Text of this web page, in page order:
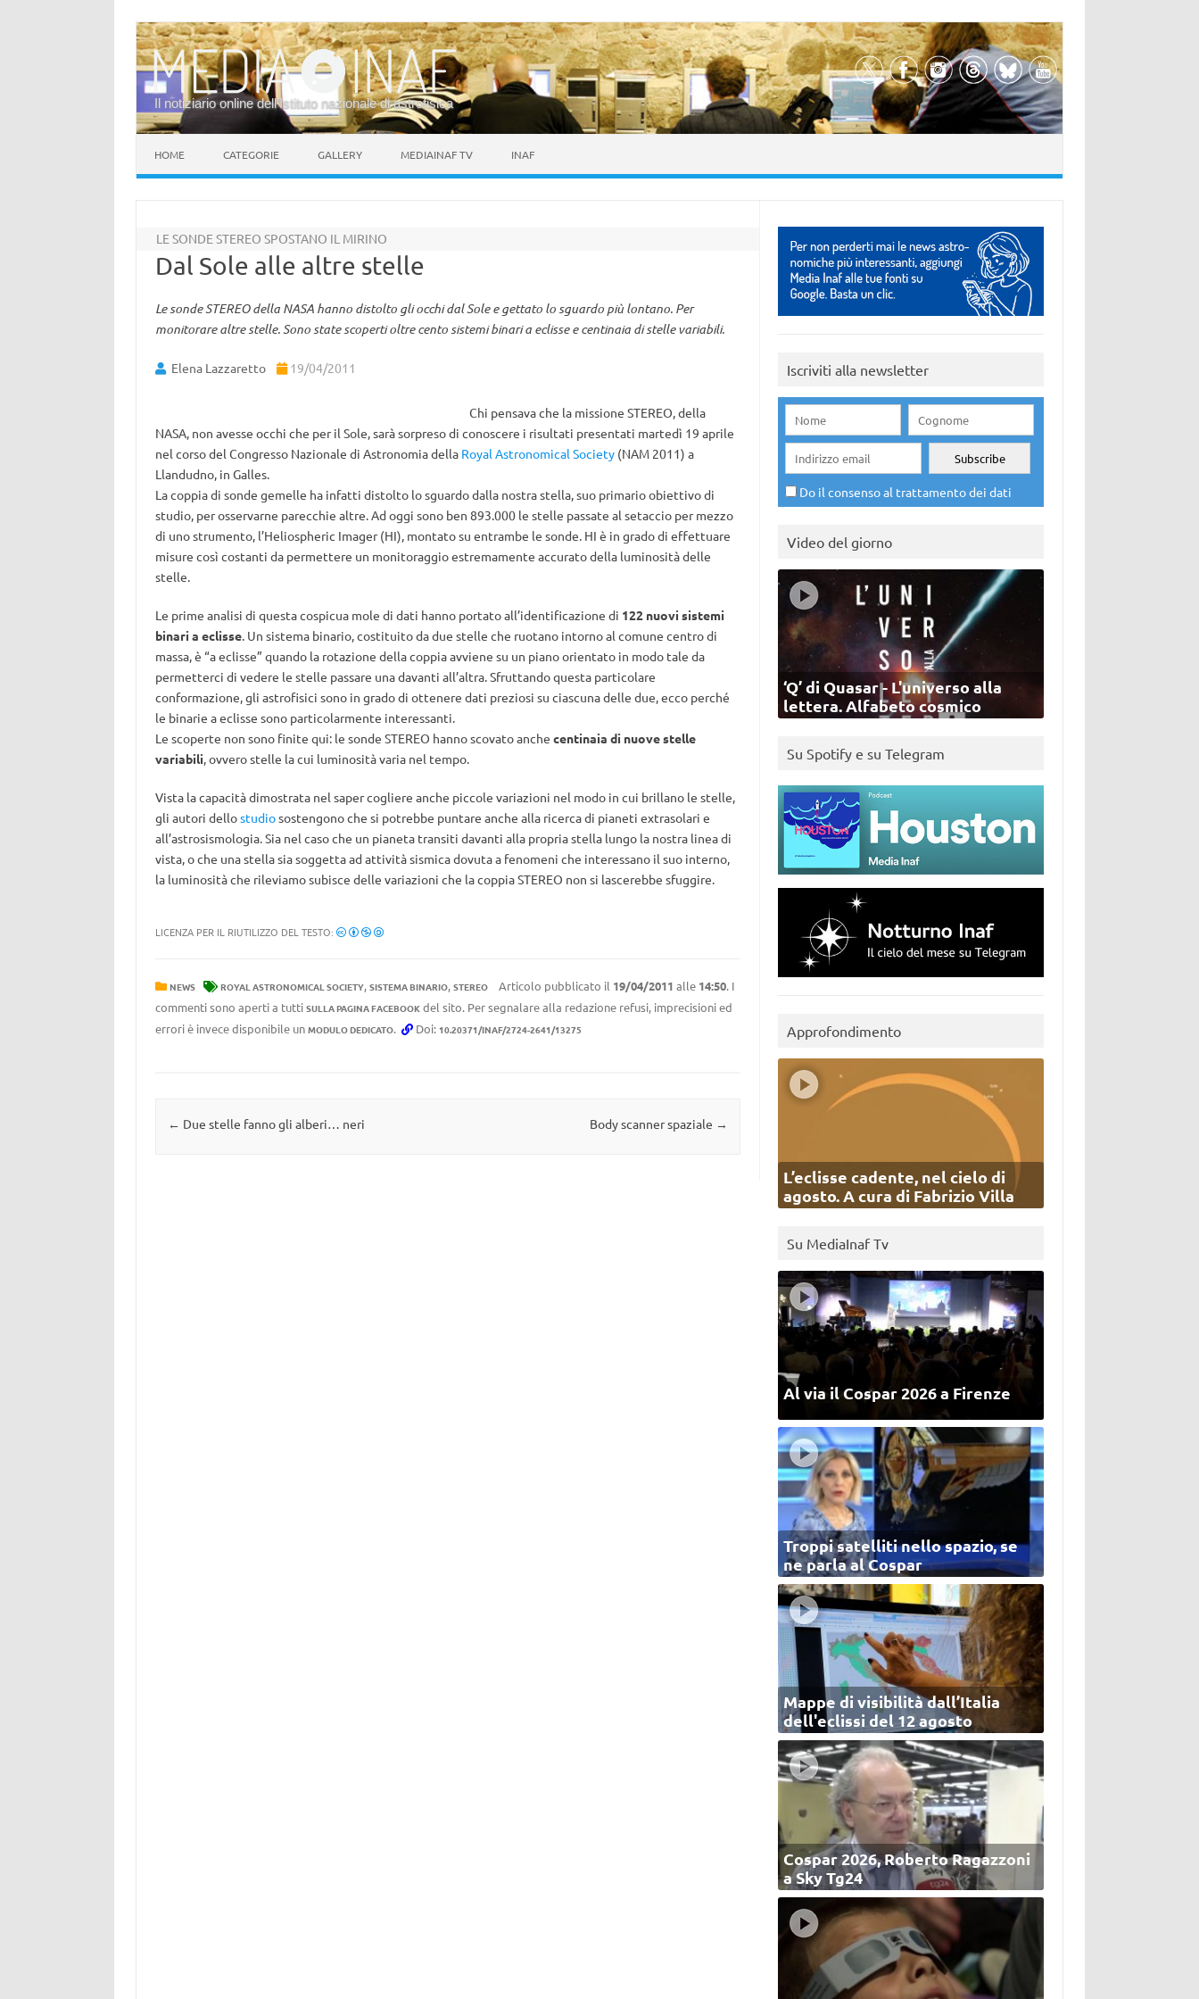
Il notiziario online dell’Istituto nazionale di astrofisica
HOME CATEGORIE GALLERY MEDIAINAF TV INAF
LE SONDE STEREO SPOSTANO IL MIRINO
Dal Sole alle altre stelle
Le sonde STEREO della NASA hanno distolto gli occhi dal Sole e gettato lo sguardo più lontano. Per
monitorare altre stelle. Sono state scoperti oltre cento sistemi binari a eclisse e centinaia di stelle variabili.
Elena Lazzaretto 19/04/2011
Chi pensava che la missione STEREO, della
NASA, non avesse occhi che per il Sole, sarà sorpreso di conoscere i risultati presentati martedì 19 aprile
nel corso del Congresso Nazionale di Astronomia della Royal Astronomical Society(NAM 2011) a
Llandudno, in Galles.
La coppia di sonde gemelle ha infatti distolto lo sguardo dalla nostra stella, suo primario obiettivo di
studio, per osservarne parecchie altre. Ad oggi sono ben 893.000 le stelle passate al setaccio per mezzo
di uno strumento, l’Heliospheric Imager (HI), montato su entrambe le sonde. HI è in grado di effettuare
misure così costanti da permettere un monitoraggio estremamente accurato della luminosità delle
stelle.
Le prime analisi di questa cospicua mole di dati hanno portato all’identificazione di 122 nuovi sistemi
binari a eclisse. Un sistema binario, costituito da due stelle che ruotano intorno al comune centro di
massa, è “a eclisse” quando la rotazione della coppia avviene su un piano orientato in modo tale da
permetterci di vedere le stelle passare una davanti all’altra. Sfruttando questa particolare
conformazione, gli astrofisici sono in grado di ottenere dati preziosi su ciascuna delle due, ecco perché
le binarie a eclisse sono particolarmente interessanti.
Le scoperte non sono finite qui: le sonde STEREO hanno scovato anche centinaia di nuove stelle
variabili, ovvero stelle la cui luminosità varia nel tempo.
Vista la capacità dimostrata nel saper cogliere anche piccole variazioni nel modo in cui brillano le stelle,
gli autori dellostudiosostengono che si potrebbe puntare anche alla ricerca di pianeti extrasolari e
all’astrosismologia. Sia nel caso che un pianeta transiti davanti alla propria stella lungo la nostra linea di
vista, o che una stella sia soggetta ad attività sismica dovuta a fenomeni che interessano il suo interno,
la luminosità che rileviamo subisce delle variazioni che la coppia STEREO non si lascerebbe sfuggire.
LICENZA PER IL RIUTILIZZO DEL TESTO:
NEWS ROYAL ASTRONOMICAL SOCIETY, SISTEMA BINARIO, STEREO Articolo pubblicato il 19/04/2011 alle 14:50. I
commenti sono aperti a tutti SULLA PAGINA FACEBOOKdel sito. Per segnalare alla redazione refusi, imprecisioni ed
errori è invece disponibile un MODULO DEDICATO. Doi: 10.20371/INAF/2724-2641/13275
Navigazione articolo
← Due stelle fanno gli alberi… neri Body scanner spaziale →
Iscriviti alla newsletter
Do il consenso al trattamento dei dati
Video del giorno
‘Q’ di Quasar - L'universo alla
lettera. Alfabeto cosmico
Su Spotify e su Telegram
Approfondimento
L’eclisse cadente, nel cielo di
agosto. A cura di Fabrizio Villa
Su MediaInaf Tv
Al via il Cospar 2026 a Firenze
Troppi satelliti nello spazio, se
ne parla al Cospar
Mappe di visibilità dall’Italia
dell'eclissi del 12 agosto
Cospar 2026, Roberto Ragazzoni
a Sky Tg24